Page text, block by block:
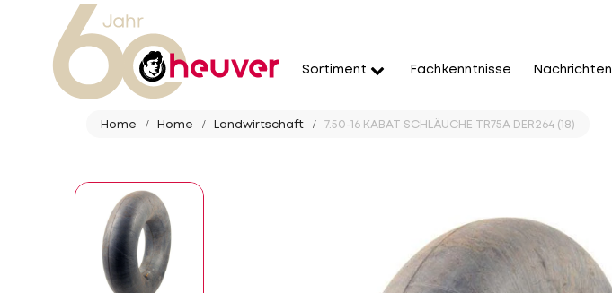
Sortiment Fachkenntnisse Nachrichten
Home Home Landwirtschaft 7.50-16 KABAT SCHLÄUCHE TR75A DER264 (18)